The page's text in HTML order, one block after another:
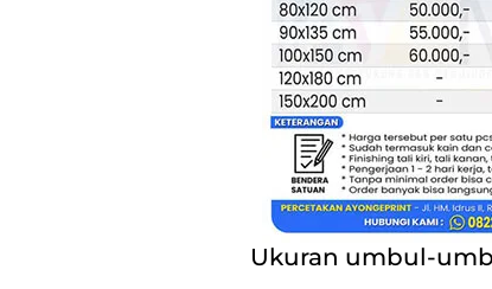
Ukuran umbul-